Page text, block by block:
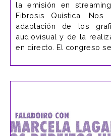
la emisión en
Fibrosis Quística.
adaptación de los
audiovisual y de la
en directo. El congreso